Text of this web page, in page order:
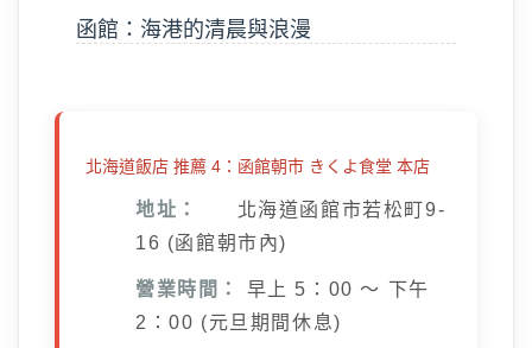
函館：海港的清晨與浪漫
北海道飯店 推薦 4：函館朝市 きくよ食堂 本店
地址：
北海道函館市若松町9-
16 (函館朝市內)
營業時間：
早上 5：00 ～ 下午
2：00 (元旦期間休息)